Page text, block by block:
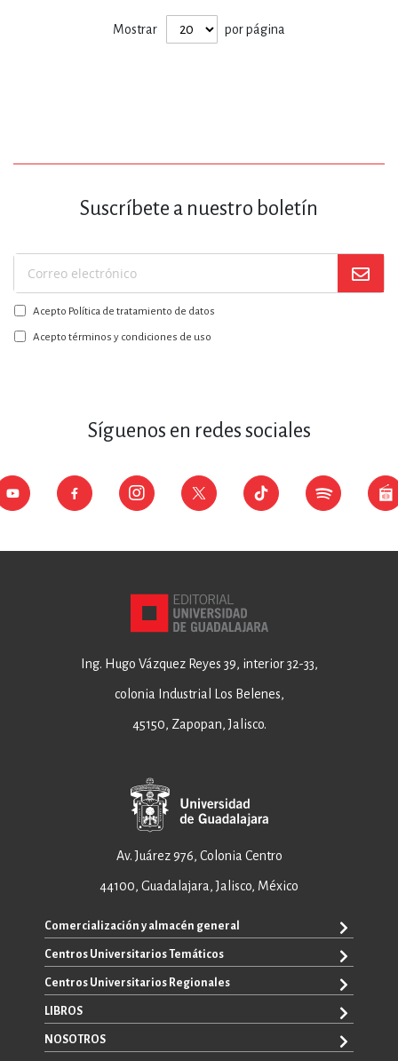
Mostrar por página
Suscríbete a nuestro boletín
Suscríbase
a
nuestro
boletín:
Acepto Política de tratamiento de datos
Acepto términos y condiciones de uso
Síguenos en redes sociales
Ing. Hugo Vázquez Reyes 39, interior 32-33,
colonia Industrial Los Belenes,
45150, Zapopan, Jalisco.
Av. Juárez 976, Colonia Centro
44100, Guadalajara, Jalisco, México
Comercialización y almacén general
+52 33 3640 6326
+52 33 3640 4595
ventas@editorial.udg.mx
WhatsApp: +52 33 1433 6869
Centros Universitarios Temáticos
CUAAD
CUCEA
CUCBA
Centros Universitarios Regionales
CUALTOS
CUCHAPALA
LIBROS
TODOS LOS LIBROS
NOSOTROS